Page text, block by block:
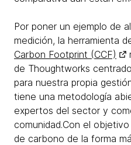
Por poner un ejemplo de
medición, la herramienta
Carbon Footprint (CCF)
de Thoughtworks
para nuestra propia
tiene una metodología
expertos del sector y
comunidad.Con el
de carbono de la forma